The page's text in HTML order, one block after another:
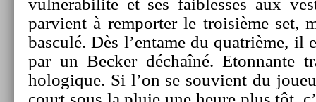
vulnérabilité et ses faib­lesses aux
par­vient à re­mport­er le troisiè­me set,
bas­culé. Dès l’en­tame du quat­rième, il
par un Be­ck­er déchaîné. Eton­nante
hologique. Si l’on se souvient du